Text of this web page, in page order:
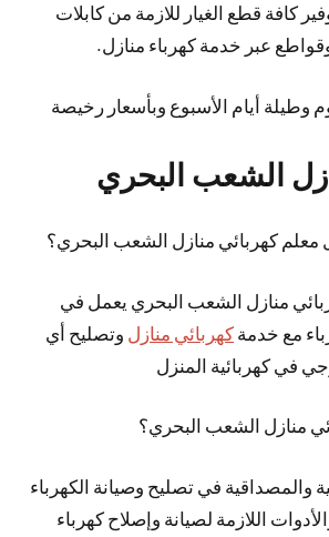
كافة قطع الغيار للازمة من كابلات
عبر خدمة كهرباء منازل.
وطيلة أيام الأسبوع وبأسعار رخيصة
الشعب البحري
كهربائي منازل الشعب البحري؟
منازل الشعب البحري يعمل في
مع خدمة كهربائي منازل وتصليح أي
في كهربائية المنزل
منازل الشعب البحري؟
والمصداقية في تصليح وصيانة الكهرباء
اللازمة لصيانة وإصلاح كهرباء